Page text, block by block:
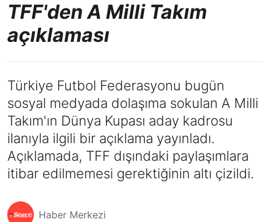
TFF'den A Milli Takım
açıklaması
Türkiye Futbol Federasyonu bugün
sosyal medyada dolaşıma sokulan A Milli
Takım'ın Dünya Kupası aday kadrosu
ilanıyla ilgili bir açıklama yayınladı.
Açıklamada, TFF dışındaki paylaşımlara
itibar edilmemesi gerektiğinin altı çizildi.
Haber Merkezi